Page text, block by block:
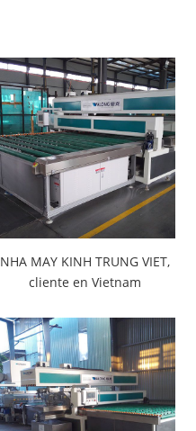
NHA MAY KINH TRUNG VIET,
cliente en Vietnam